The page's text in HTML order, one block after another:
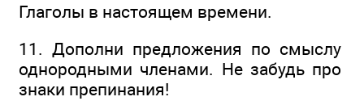
Глаголы в настоящем времени.
11. Дополни предложения по смыслу
однородными членами. Не забудь про
знаки препинания!